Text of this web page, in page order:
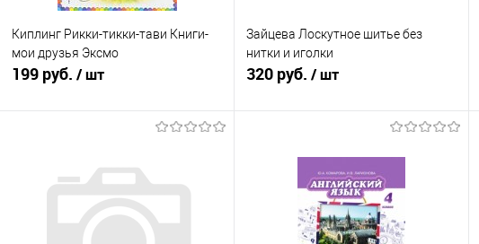
Киплинг Рикки-тикки-тави Книги-
мои друзья Эксмо
199 руб. / шт
Купить в 1 клик
К сравнению
В избранное
В наличии
Зайцева Лоскутное шитье без
нитки и иголки
320 руб. / шт
Купить в 1 клик
К сравнению
В избранное
Недоступно